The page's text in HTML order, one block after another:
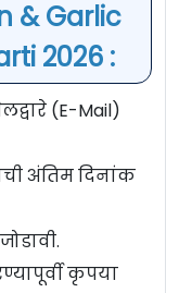
& Garlic
2026 :
(E-Mail)
अंतिम दिनांक
कृपया